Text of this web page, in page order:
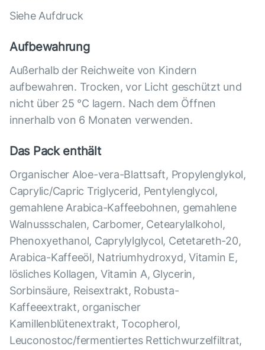
Siehe Aufdruck
Aufbewahrung
Außerhalb der Reichweite von Kindern
aufbewahren. Trocken, vor Licht geschützt und
nicht über 25 °C lagern. Nach dem Öffnen
innerhalb von 6 Monaten verwenden.
Das Pack enthält
Organischer Aloe-vera-Blattsaft, Propylenglykol,
Caprylic/Capric Triglycerid, Pentylenglycol,
gemahlene Arabica-Kaffeebohnen, gemahlene
Walnussschalen, Carbomer, Cetearylalkohol,
Phenoxyethanol, Caprylylglycol, Cetetareth-20,
Arabica-Kaffeeöl, Natriumhydroxyd, Vitamin E,
lösliches Kollagen, Vitamin A, Glycerin,
Sorbinsäure, Reisextrakt, Robusta-
Kaffeeextrakt, organischer
Kamillenblütenextrakt, Tocopherol,
Leuconostoc/fermentiertes Rettichwurzelfiltrat,